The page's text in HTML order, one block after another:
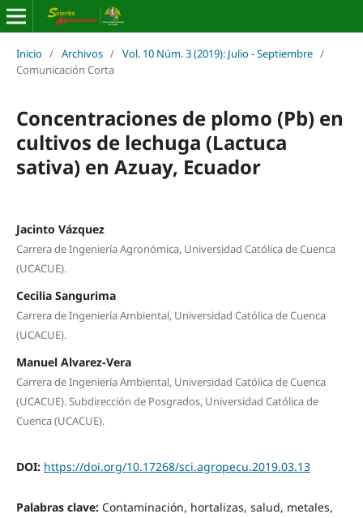
Inicio / Archivos / Vol. 10 Núm. 3 (2019): Julio - Septiembre /
Comunicación Corta
Concentraciones de plomo (Pb) en
cultivos de lechuga (Lactuca
sativa) en Azuay, Ecuador
Jacinto Vázquez
Carrera de Ingeniería Agronómica, Universidad Católica de Cuenca
(UCACUE).
Cecilia Sangurima
Carrera de Ingeniería Ambiental, Universidad Católica de Cuenca
(UCACUE).
Manuel Alvarez-Vera
Carrera de Ingeniería Ambiental, Universidad Católica de Cuenca
(UCACUE). Subdirección de Posgrados, Universidad Católica de
Cuenca (UCACUE).
DOI: https://doi.org/10.17268/sci.agropecu.2019.03.13
Palabras clave: Contaminación, hortalizas, salud, metales,